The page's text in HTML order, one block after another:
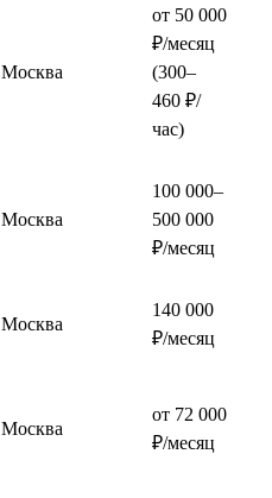
Москва
от 50 000
₽/месяц
(300–
460 ₽/
час)
Москва
100 000–
500 000
₽/месяц
Москва
140 000
₽/месяц
Москва
от 72 000
₽/месяц